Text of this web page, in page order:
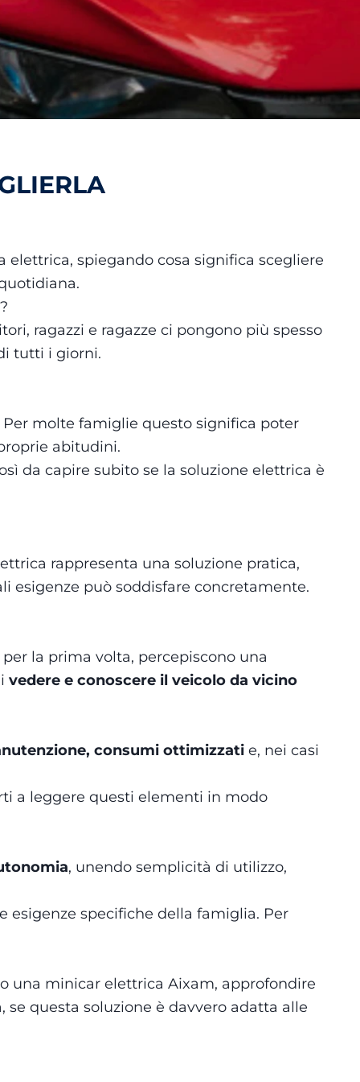
spiegando cosa significa scegliere
ragazzi e ragazze ci pongono più spesso
tutti i giorni.
Per molte famiglie questo significa poter
abitudini.
da capire subito se la soluzione elettrica è
rappresenta una soluzione pratica,
esigenze può soddisfare concretamente.
la prima volta, percepiscono una
vedere e conoscere il veicolo da vicino
consumi ottimizzati e, nei casi
a leggere questi elementi in modo
, unendo semplicità di utilizzo,
esigenze specifiche della famiglia. Per
una minicar elettrica Aixam, approfondire
questa soluzione è davvero adatta alle